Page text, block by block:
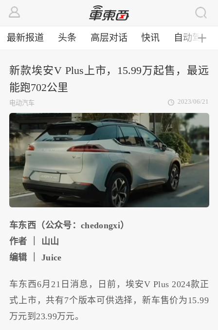
最新报道 头条 高层对话 快讯 自动驾驶
╋
新款埃安V Plus上市，15.99万起售，最远
能跑702公里
电动汽车 2023/06/21
车东西（公众号：chedongxi）
作者 ｜ 山山
编辑 ｜ Juice
车东西6月21日消息，日前，埃安V Plus 2024款正
式上市，共有7个版本可供选择，新车售价为15.99
万元到23.99万元。